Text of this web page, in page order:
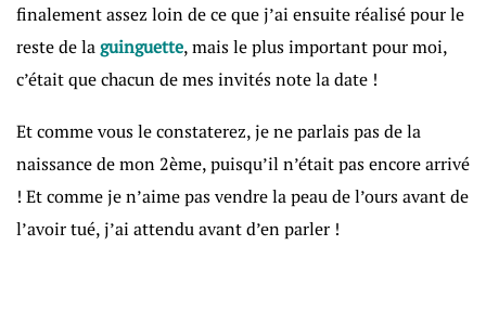
finalement assez loin de ce que j’ai ensuite réalisé pour le
reste de laguinguette, mais le plus important pour moi,
c’était que chacun de mes invités note la date !
Et comme vous le constaterez, je ne parlais pas de la
naissance de mon 2ème, puisqu’il n’était pas encore arrivé
! Et comme je n’aime pas vendre la peau de l’ours avant de
l’avoir tué, j’ai attendu avant d’en parler !